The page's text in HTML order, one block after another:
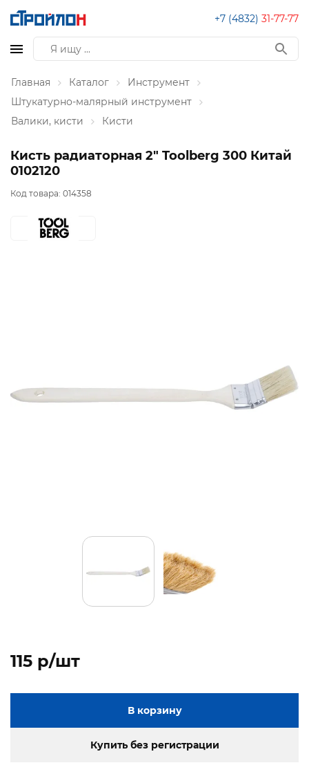
+7 (4832) 31-77-77
Главная Каталог
Инструмент
Штукатурно-малярный инструмент
Валики, кисти
Кисти
Кисть радиаторная 2" Toolberg 300 Китай
0102120
Код товара: 014358
115 p/шт
В корзину
Купить без регистрации